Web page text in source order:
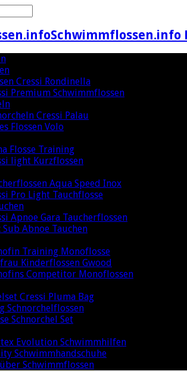
Schwimmflossen.info
Cressi Rondinella
Premium Schwimmflossen
Cressi Palau
Flossen Volo
Flosse Training
light Kurzflossen
Aqua Speed Inox
Pro Light Tauchflosse
Apnoe Gara Taucherflossen
Sub Abnoe Tauchen
Training Monoflosse
Kinderflossen Gwood
Competitor Monoflossen
Cressi Pluma Bag
Schnorchelflossen
Schnorchel Set
Evolution Schwimmhilfen
Schwimmhandschuhe
Schwimmflossen